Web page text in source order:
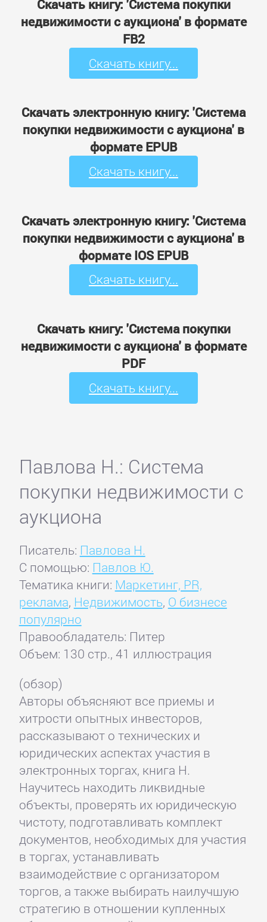
Скачать книгу: 'Система покупки
недвижимости с аукциона' в формате
FB2
Скачать книгу...
Скачать электронную книгу: 'Система
покупки недвижимости с аукциона' в
формате EPUB
Скачать книгу...
Скачать электронную книгу: 'Система
покупки недвижимости с аукциона' в
формате IOS EPUB
Скачать книгу...
Скачать книгу: 'Система покупки
недвижимости с аукциона' в формате
PDF
Скачать книгу...
Павлова Н.: Система
покупки недвижимости с
аукциона
Писатель: Павлова Н.
С помощью: Павлов Ю.
Тематика книги: Маркетинг, PR,
реклама, Недвижимость, О бизнесе
популярно
Правообладатель: Питер
Объем: 130 стр., 41 иллюстрация
(обзор)
Авторы объясняют все приемы и
хитрости опытных инвесторов,
рассказывают о технических и
юридических аспектах участия в
электронных торгах, книга Н.
Научитесь находить ликвидные
объекты, проверять их юридическую
чистоту, подготавливать комплект
документов, необходимых для участия
в торгах, устанавливать
взаимодействие с организатором
торгов, а также выбирать наилучшую
стратегию в отношении купленных